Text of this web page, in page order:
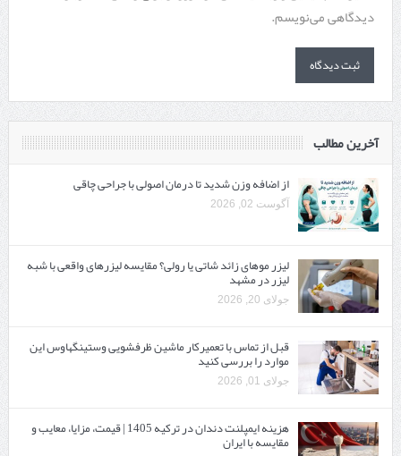
دیدگاهی می‌نویسم.
آخرین مطالب
از اضافه وزن شدید تا درمان اصولی با جراحی چاقی
آگوست 02, 2026
لیزر موهای زائد شاتی یا رولی؟ مقایسه لیزرهای واقعی با شبه‌
لیزر در مشهد
جولای 20, 2026
قبل از تماس با تعمیرکار ماشین ظرفشویی وستینگهاوس این
موارد را بررسی کنید
جولای 01, 2026
هزینه ایمپلنت دندان در ترکیه 1405 | قیمت، مزایا، معایب و
مقایسه با ایران